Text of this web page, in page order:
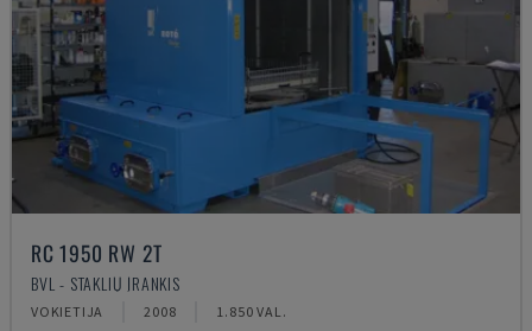
RC 1950 RW 2T
BVL - STAKLIŲ ĮRANKIS
VOKIETIJA 2008 1.850 VAL.